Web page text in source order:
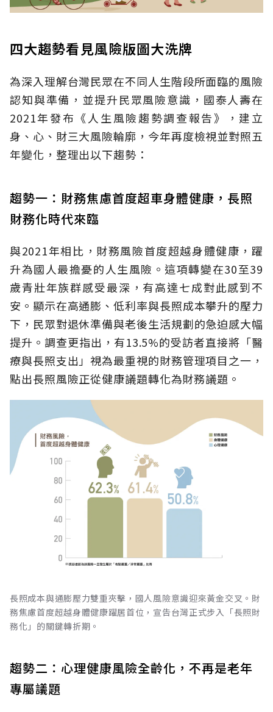
四大趨勢看見風險版圖大洗牌
為深入理解台灣民眾在不同人生階段所面臨的風險
認知與準備，並提升民眾風險意識，國泰人壽在
2021年發布《人生風險趨勢調查報告》，建立
身、心、財三大風險輪廓，今年再度檢視並對照五
年變化，整理出以下趨勢：
趨勢一：財務焦慮首度超車身體健康，長照
財務化時代來臨
與2021年相比，財務風險首度超越身體健康，躍
升為國人最擔憂的人生風險。這項轉變在30至39
歲青壯年族群感受最深，有高達七成對此感到不
安。顯示在高通膨、低利率與長照成本攀升的壓力
下，民眾對退休準備與老後生活規劃的急迫感大幅
提升。調查更指出，有13.5%的受訪者直接將「醫
療與長照支出」視為最重視的財務管理項目之一，
點出長照風險正從健康議題轉化為財務議題。
長照成本與通膨壓力雙重夾擊，國人風險意識迎來黃金交叉。財
務焦慮首度超越身體健康躍居首位，宣告台灣正式步入「長照財
務化」的關鍵轉折期。
趨勢二：心理健康風險全齡化，不再是老年
專屬議題